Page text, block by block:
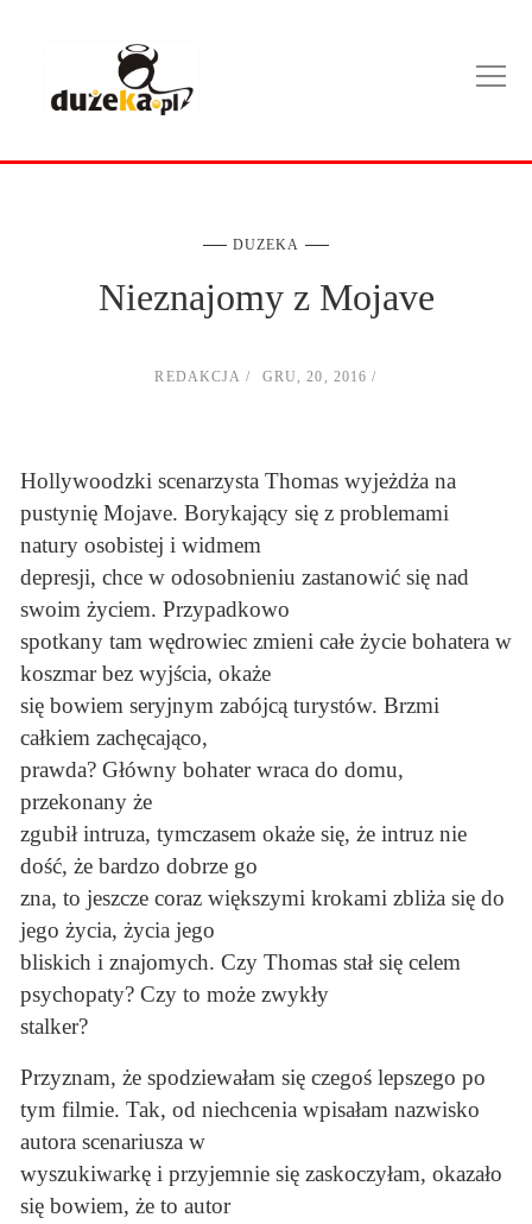
DUZEKA
Nieznajomy z Mojave
REDAKCJA GRU, 20, 2016
Hollywoodzki scenarzysta Thomas wyjeżdża na
pustynię Mojave. Borykający się z problemami
natury osobistej i widmem
depresji, chce w odosobnieniu zastanowić się nad
swoim życiem. Przypadkowo
spotkany tam wędrowiec zmieni całe życie bohatera w
koszmar bez wyjścia, okaże
się bowiem seryjnym zabójcą turystów. Brzmi
całkiem zachęcająco,
prawda? Główny bohater wraca do domu,
przekonany że
zgubił intruza, tymczasem okaże się, że intruz nie
dość, że bardzo dobrze go
zna, to jeszcze coraz większymi krokami zbliża się do
jego życia, życia jego
bliskich i znajomych. Czy Thomas stał się celem
psychopaty? Czy to może zwykły
stalker?
Przyznam, że spodziewałam się czegoś lepszego po
tym filmie. Tak, od niechcenia wpisałam nazwisko
autora scenariusza w
wyszukiwarkę i przyjemnie się zaskoczyłam, okazało
się bowiem, że to autor